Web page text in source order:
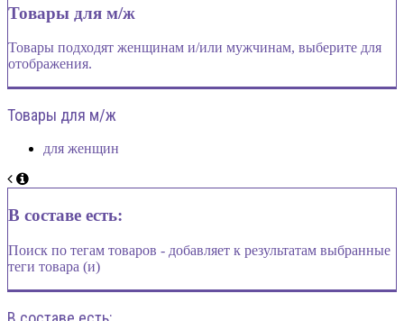
Товары для м/ж
Товары подходят женщинам и/или мужчинам, выберите для
отображения.
Товары для м/ж
для женщин
В составе есть:
Поиск по тегам товаров - добавляет к результатам выбранные
теги товара (и)